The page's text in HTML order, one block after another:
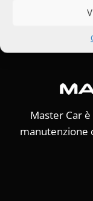
Master Car
manutenzione